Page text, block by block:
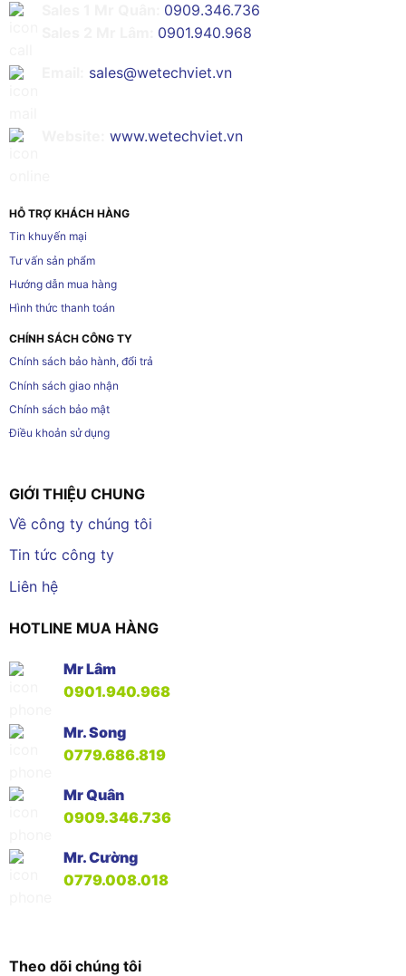
0909.346.736
0901.940.968
sales@wetechviet.vn
www.wetechviet.vn
HỖ TRỢ KHÁCH HÀNG
Tin khuyến mại
Tư vấn sản phẩm
Hướng dẫn mua hàng
Hình thức thanh toán
CHÍNH SÁCH CÔNG TY
Chính sách bảo hành, đổi trả
Chính sách giao nhận
Chính sách bảo mật
Điều khoản sử dụng
GIỚI THIỆU CHUNG
Về công ty chúng tôi
Tin tức công ty
Liên hệ
HOTLINE MUA HÀNG
Mr Lâm
0901.940.968
Mr. Song
0779.686.819
Mr Quân
0909.346.736
Mr. Cường
0779.008.018
Theo dõi chúng tôi